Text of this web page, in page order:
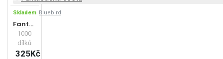
Skladem Bluebird
Fantastická cesta
1000
dílků
325Kč